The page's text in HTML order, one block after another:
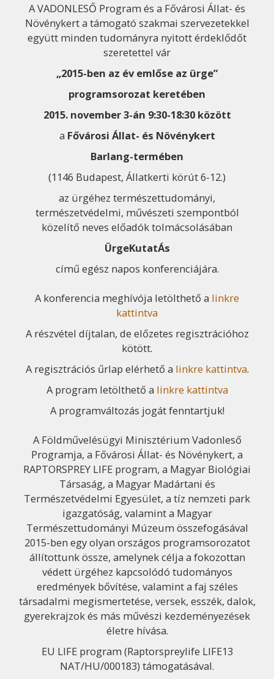
A VADONLESŐ Program és a Fővárosi Állat- és
Növénykert a támogató szakmai szervezetekkel
együtt minden tudományra nyitott érdeklődőt
szeretettel vár
„2015-ben az év emlőse az ürge”
programsorozat keretében
2015. november 3-án 9:30-18:30 között
a Fővárosi Állat- és Növénykert
Barlang-termében
(1146 Budapest, Állatkerti körút 6-12.)
az ürgéhez természettudományi,
természetvédelmi, művészeti szempontból
közelítő neves előadók tolmácsolásában
ÜrgeKutatÁs
című egész napos konferenciájára.
A konferencia meghívója letölthető a linkre
kattintva
A részvétel díjtalan, de előzetes regisztrációhoz
kötött.
A regisztrációs űrlap elérhető a linkre kattintva.
A program letölthető a linkre kattintva
A programváltozás jogát fenntartjuk!
A Földművelésügyi Minisztérium Vadonleső
Programja, a Fővárosi Állat- és Növénykert, a
RAPTORSPREY LIFE program, a Magyar Biológiai
Társaság, a Magyar Madártani és
Természetvédelmi Egyesület, a tíz nemzeti park
igazgatóság, valamint a Magyar
Természettudományi Múzeum összefogásával
2015-ben egy olyan országos programsorozatot
állítottunk össze, amelynek célja a fokozottan
védett ürgéhez kapcsolódó tudományos
eredmények bővítése, valamint a faj széles
társadalmi megismertetése, versek, esszék, dalok,
gyerekrajzok és más művészi kezdeményezések
életre hívása.
EU LIFE program (Raptorspreylife LIFE13
NAT/HU/000183) támogatásával.